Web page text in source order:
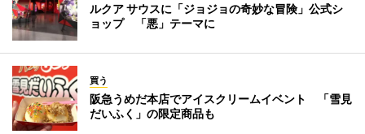
ルクア サウスに「ジョジョの奇妙な冒険」公式シ
ョップ 「悪」テーマに
買う
阪急うめだ本店でアイスクリームイベント 「雪見
だいふく」の限定商品も